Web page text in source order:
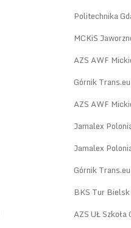
Politechnika
MCKiS
AZS AWF
Górnik
AZS AWF
Jamalex
Jamalex
Górnik
BKS Tur
AZS UŁ